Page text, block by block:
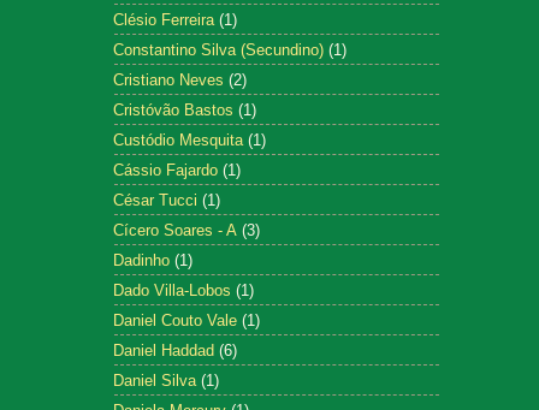
Clésio Ferreira (1)
Constantino Silva (Secundino) (1)
Cristiano Neves (2)
Cristóvão Bastos (1)
Custódio Mesquita (1)
Cássio Fajardo (1)
César Tucci (1)
Cícero Soares - A (3)
Dadinho (1)
Dado Villa-Lobos (1)
Daniel Couto Vale (1)
Daniel Haddad (6)
Daniel Silva (1)